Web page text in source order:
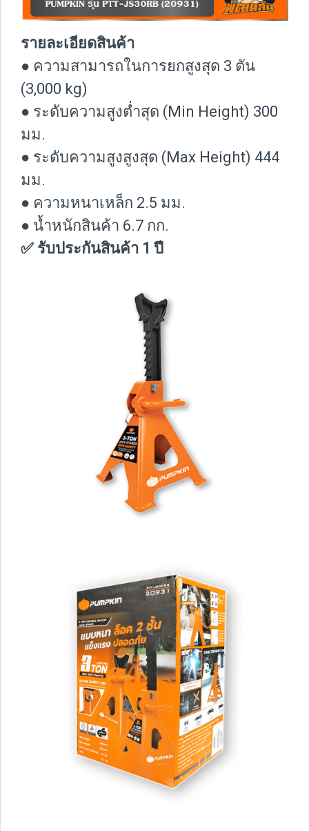
รายละเอียดสินค้า
● ความสามารถในการยกสูงสุด 3 ตัน
(3,000 kg)
● ระดับความสูงต่ำสุด (Min Height) 300
มม.
● ระดับความสูงสูงสุด (Max Height) 444
มม.
● ความหนาเหล็ก 2.5 มม.
● น้ำหนักสินค้า 6.7 กก.
✅ รับประกันสินค้า 1 ปี